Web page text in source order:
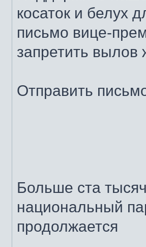
косаток и белух
письмо вице-
запретить вылов
Отправить
Больше ста
национальный
продолжается